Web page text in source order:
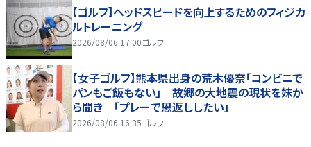
【ゴルフ】ヘッドスピードを向上するためのフィジカ
ルトレーニング
2026/08/06 17:00ゴルフ
【女子ゴルフ】熊本県出身の荒木優奈「コンビニで
パンもご飯もない」 故郷の大地震の現状を妹か
ら聞き 「プレーで恩返ししたい」
2026/08/06 16:35ゴルフ